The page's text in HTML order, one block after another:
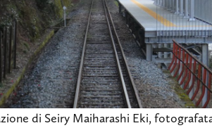
di Seiry Maiharashi Eki,